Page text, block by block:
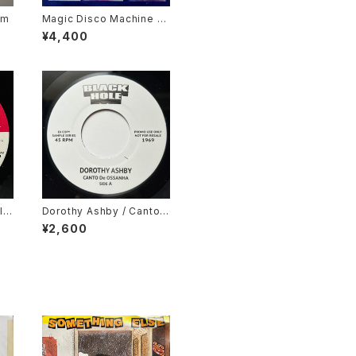
Magic Disco Machine /
Scratchin'
¥4,400
Dorothy Ashby / Canto
De Ossanha, Cause I Ne
ed It
¥2,600